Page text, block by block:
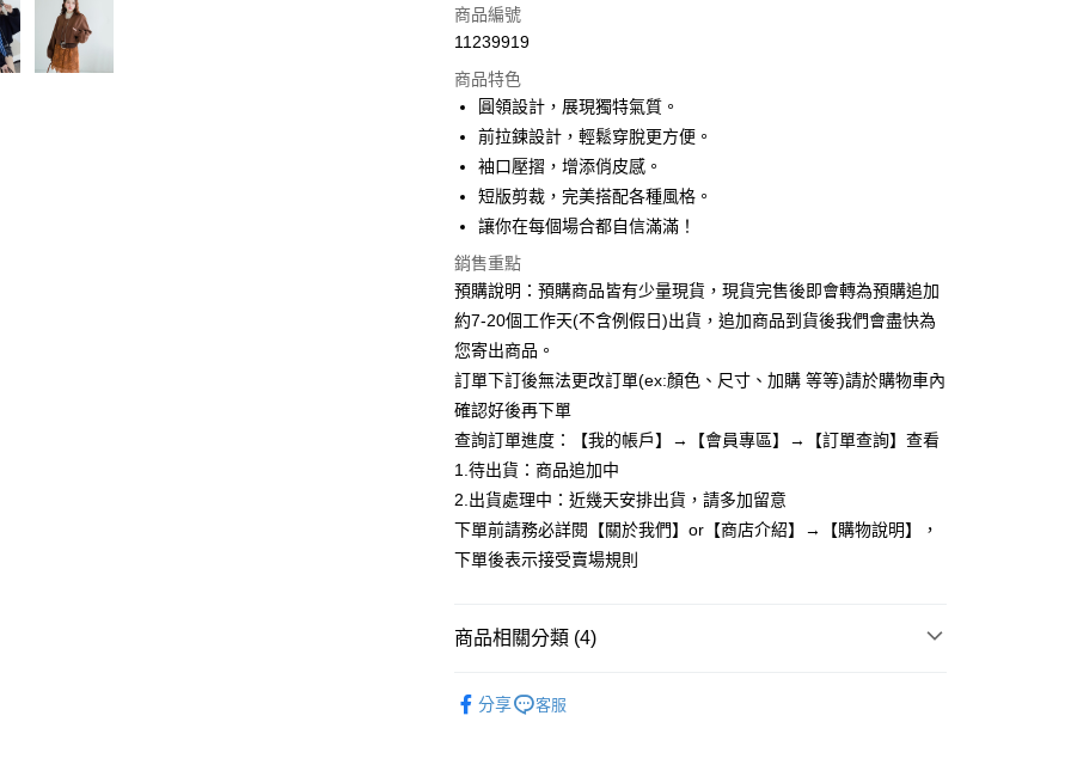
信用卡一次付款
LINE Pay
Apple Pay
街口支付
悠遊付
Google Pay
全支付
AFTEE先享後付
相關說明
【關於「AFTEE先享後付」】
AFTEE先享後付是「在收到商品之後才付款」的支付方式。 讓您購物簡單
便利好安心！
１．簡單：不需註冊會員、不需綁卡、不需儲值。
２．便利：只要手機號碼，簡訊認證，即可結帳。
３．安心：先確認商品／服務後，再付款。
【「AFTEE先享後付」結帳流程】
２．訂單成立數日內，您將收到繳費通知簡訊。
３．收到繳費通知簡訊後14天內，點擊此簡訊中的連結，可透過四大超商
※ 請注意：結帳手續完成當下不需立刻繳費，但若您需要取消訂單，請聯
絡購買商品的店家。未經商家同意取消之訂單仍視為有效，需透過AFTEE
ATM付款
運送方式
全家付款取貨
付款後全家取貨
7-11付款取貨
商品編號
11239919
商品特色
圓領設計，展現獨特氣質。
前拉鍊設計，輕鬆穿脫更方便。
袖口壓摺，增添俏皮感。
短版剪裁，完美搭配各種風格。
讓你在每個場合都自信滿滿！
銷售重點
預購說明：預購商品皆有少量現貨，現貨完售後即會轉為預購追加
約7-20個工作天(不含例假日)出貨，追加商品到貨後我們會盡快為
您寄出商品。
訂單下訂後無法更改訂單(ex:顏色、尺寸、加購 等等)請於購物車內
確認好後再下單
查詢訂單進度：【我的帳戶】→【會員專區】→【訂單查詢】查看
1.待出貨：商品追加中
2.出貨處理中：近幾天安排出貨，請多加留意
下單前請務必詳閱【關於我們】or【商店介紹】→【購物說明】，
下單後表示接受賣場規則
商品相關分類 (4)
分享 客服